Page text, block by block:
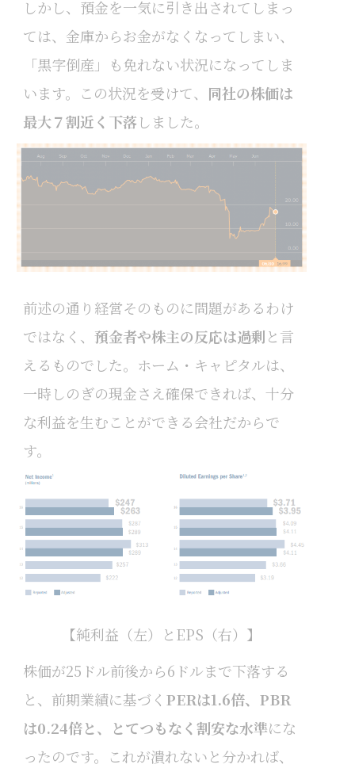
しかし、預金を一気に引き出されてしまっ
ては、金庫からお金がなくなってしまい、
「黒字倒産」も免れない状況になってしま
います。この状況を受けて、 同社の株価は
最大７割近く下落しました。
前述の通り経営そのものに問題があるわけ
ではなく、 預金者や株主の反応は過剰と言
えるものでした。ホーム・キャピタルは、
一時しのぎの現金さえ確保できれば、十分
な利益を生むことができる会社だからで
す。
【純利益（左）とEPS（右）】
株価が25ドル前後から6ドルまで下落する
と、前期業績に基づく PERは1.6倍、PBR
は0.24倍と、とてつもなく割安な水準にな
ったのです。これが潰れないと分かれば、